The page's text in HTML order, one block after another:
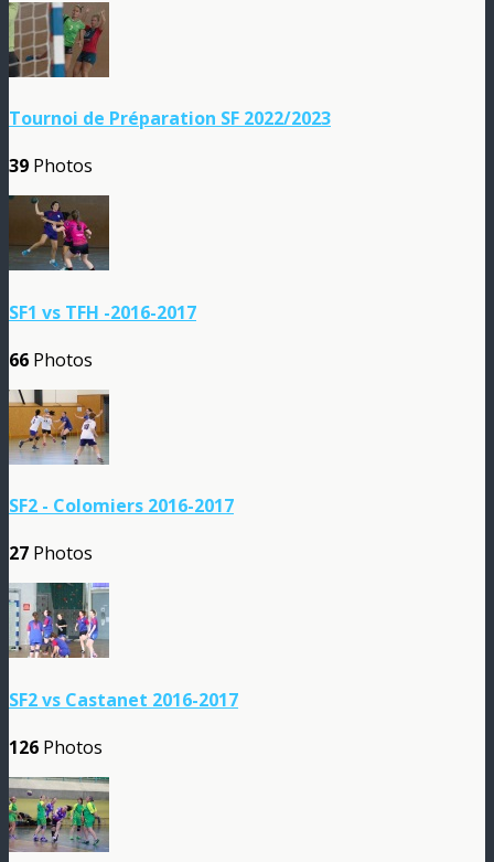
Tournoi de Préparation SF 2022/2023
39 Photos
SF1 vs TFH -2016-2017
66 Photos
SF2 - Colomiers 2016-2017
27 Photos
SF2 vs Castanet 2016-2017
126 Photos